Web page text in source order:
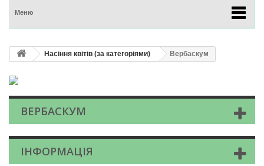
Меню
Насіння квітів (за категоріями) Вербаскум
ВЕРБАСКУМ
ІНФОРМАЦІЯ